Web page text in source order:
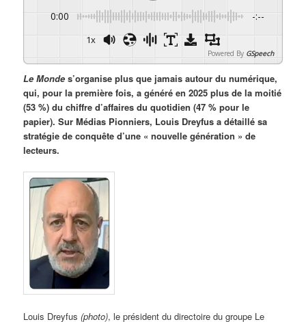
0:00 -:--
1x
Powered By GSpeech
Le Monde s’organise plus que jamais autour du numérique,
qui, pour la première fois, a généré en 2025 plus de la moitié
(53 %) du chiffre d’affaires du quotidien (47 % pour le
papier). Sur Médias Pionniers, Louis Dreyfus a détaillé sa
stratégie de conquête d’une « nouvelle génération » de
lecteurs.
Louis Dreyfus(photo), le président du directoire du groupe Le